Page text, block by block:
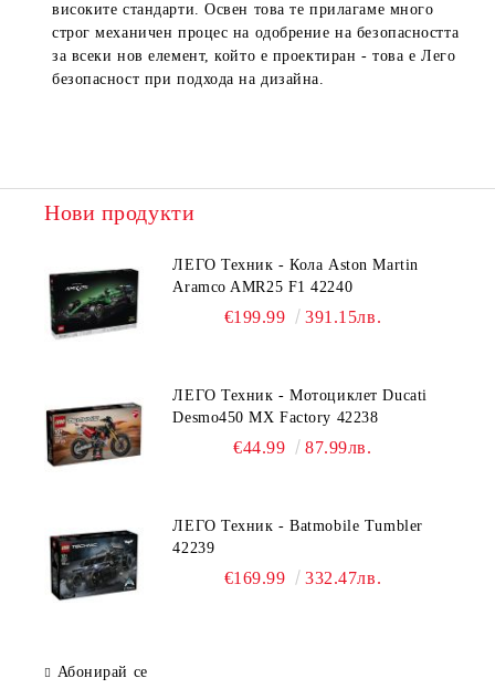
високите стандарти. Освен това те прилагаме много
строг механичен процес на одобрение на безопасността
за всеки нов елемент, който е проектиран - това е Лего
безопасност при подхода на дизайна.
Нови продукти
ЛЕГО Техник - Кола Aston Martin
Aramco AMR25 F1 42240
€199.99 391.15лв.
ЛЕГО Техник - Мотоциклет Ducati
Desmo450 MX Factory 42238
€44.99 87.99лв.
ЛЕГО Техник - Batmobile Tumbler
42239
€169.99 332.47лв.
Абонирай се